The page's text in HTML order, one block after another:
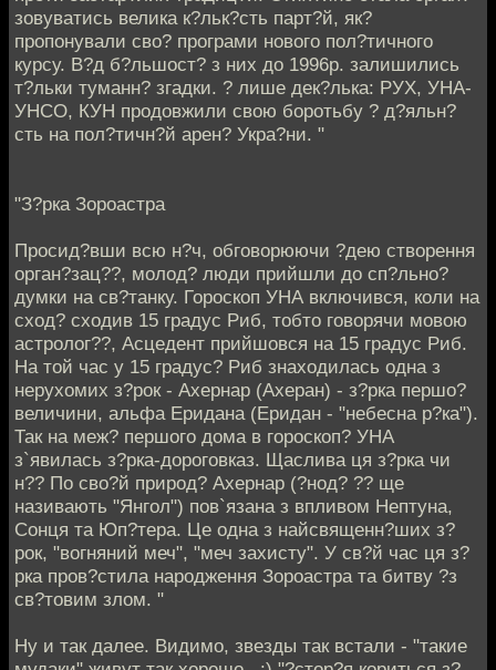
зовуватись велика к?льк?сть парт?й, як?
пропонували сво? програми нового пол?тичного
курсу. В?д б?льшост? з них до 1996р. залишились
т?льки туманн? згадки. ? лише дек?лька: РУХ, УНА-
УНСО, КУН продовжили свою боротьбу ? д?яльн?
сть на пол?тичн?й арен? Укра?ни. "
"З?рка Зороастра
Просид?вши всю н?ч, обговорюючи ?дею створення
орган?зац??, молод? люди прийшли до сп?льно?
думки на св?танку. Гороскоп УНА включився, коли на
сход? сходив 15 градус Риб, тобто говорячи мовою
астролог??, Асцедент прийшовся на 15 градус Риб.
На той час у 15 градус? Риб знаходилась одна з
нерухомих з?рок - Ахернар (Ахеран) - з?рка першо?
величини, альфа Еридана (Еридан - "небесна р?ка").
Так на меж? першого дома в гороскоп? УНА
з`явилась з?рка-дороговказ. Щаслива ця з?рка чи
н?? По сво?й природ? Ахернар (?нод? ?? ще
називають "Янгол") пов`язана з впливом Нептуна,
Сонця та Юп?тера. Це одна з найсвященн?ших з?
рок, "вогняний меч", "меч захисту". У св?й час ця з?
рка пров?стила народження Зороастра та битву ?з
св?товим злом. "
Ну и так далее. Видимо, звезды так встали - "такие